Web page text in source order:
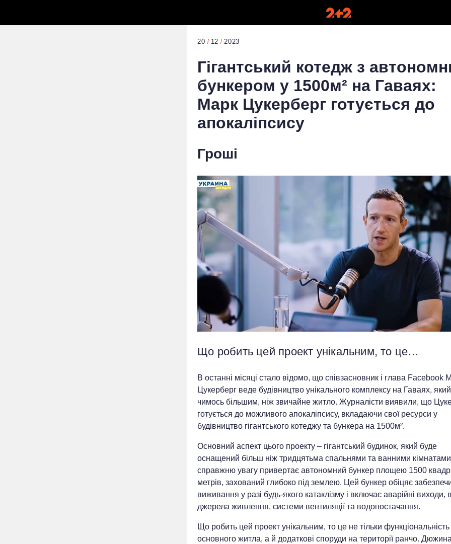
20 12 2023
Гігантський котедж з
бункером у 1500м² на Гаваях:
Марк Цукерберг готується до
апокаліпсису
Гроші
Що робить цей проект унікальним, то це…
В останні місяці стало відомо, що співзасновник і глава Facebook
Цукерберг веде будівництво унікального комплексу на Гаваях,
чимось більшим, ніж звичайне житло. Журналісти виявили, що
готується до можливого апокаліпсису, вкладаючи свої ресурси у
будівництво гігантського котеджу та бункера на 1500м².
Основний аспект цього проекту – гігантський будинок, який буде
оснащений більш ніж тридцятьма спальнями та ванними
справжню увагу привертає автономний бункер площею 1500
метрів, захований глибоко під землею. Цей бункер обіцяє
виживання у разі будь-якого катаклізму і включає аварійні виходи,
джерела живлення, системи вентиляції та водопостачання.
Що робить цей проект унікальним, то це не тільки функціональність
основного житла, а й додаткові споруди на території ранчо.